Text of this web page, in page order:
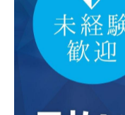
住み込み求人
住み込み求人を比
休日だけでなく、
度など多岐にわたり
務時間の柔軟性や職